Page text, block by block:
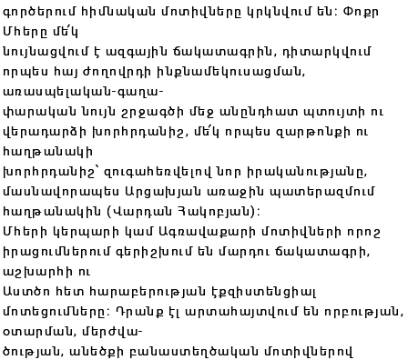
գործերում հիմնական մոտիվները կրկնվում են։ Փոքր
Մհերը մե՛կ
նույնացվում է ազգային ճակատագրին, դիտարկվում
որպես հայ ժողովրդի ինքնամեկուսացման,
առասպելական-գաղա-
փարական նույն շրջագծի մեջ անընդհատ պտույտի ու
վերադարձի խորհրդանիշ, մե՛կ որպես զարթոնքի ու
հաղթանակի
խորհրդանիշ՝ զուգահեռվելով նոր իրականությանը,
մասնավորապես Արցախյան առաջին պատերազմում
հաղթանակին (Վարդան Հակոբյան)։
Մհերի կերպարի կամ Ագռավաքարի մոտիվների որոշ
իրացումներում գերիշխում են մարդու ճակատագրի,
աշխարհի ու
Աստծո հետ հարաբերության էքզիստենցիալ
մոտեցումները։ Դրանք էլ արտահայտվում են որբության,
օտարման, մերժվա-
ծության, անեծքի բանաստեղծական մոտիվներով